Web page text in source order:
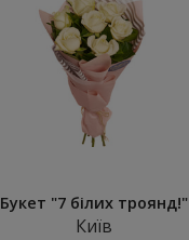
Букет "7 білих троянд!"
Київ